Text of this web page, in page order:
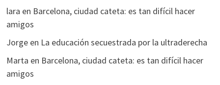
lara en Barcelona, ciudad cateta: es tan difícil hacer
amigos
Jorgeen La educación secuestrada por la ultraderecha
Marta en Barcelona, ciudad cateta: es tan difícil hacer
amigos